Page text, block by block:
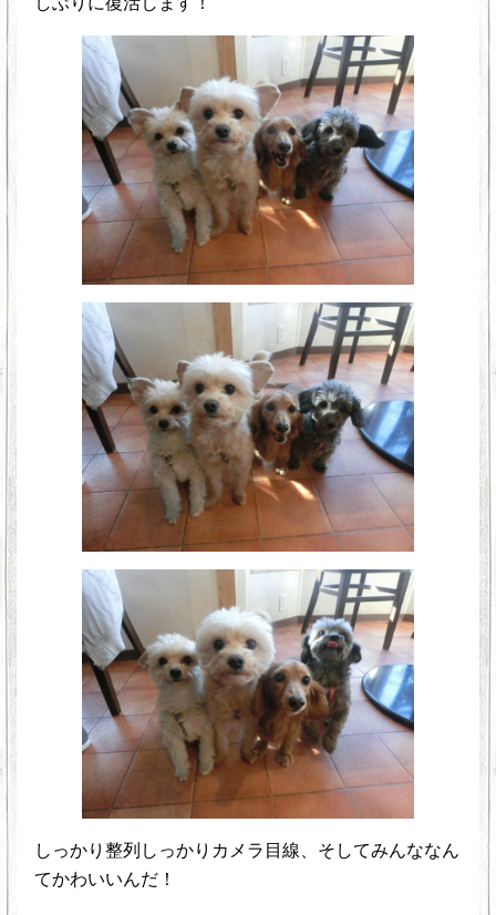
しっかり整列しっかりカメラ目線、そしてみんななん
てかわいいんだ！